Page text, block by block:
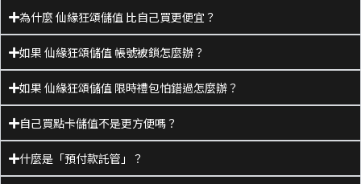
為什麼 仙緣狂頌儲值 比自己買更便宜？
如果 仙緣狂頌儲值 帳號被鎖怎麼辦？
如果 仙緣狂頌儲值 限時禮包怕錯過怎麼辦？
自己買點卡儲值不是更方便嗎？
什麼是「預付款託管」？